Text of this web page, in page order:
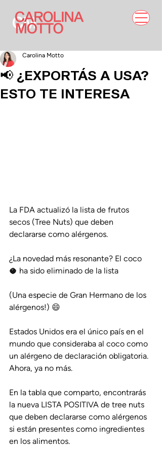
📢 ¿EXPORTÁS A USA?
ESTO TE INTERESA
Carolina Motto
La FDA actualizó la lista de frutos
secos (Tree Nuts) que deben
declararse como alérgenos.
¿La novedad más resonante? El coco
🥥 ha sido eliminado de la lista
(Una especie de Gran Hermano de los
alérgenos!) 😄
Estados Unidos era el único país en el
mundo que consideraba al coco como
un alérgeno de declaración obligatoria.
Ahora, ya no más.
En la tabla que comparto, encontrarás
la nueva LISTA POSITIVA de tree nuts
que deben declararse como alérgenos
si están presentes como ingredientes
en los alimentos.